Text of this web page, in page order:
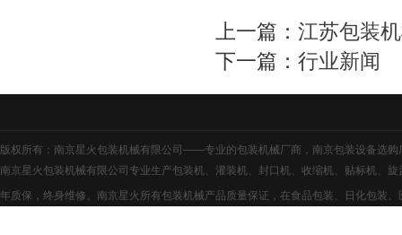
上一篇： 江苏包装
下一篇： 行业新闻
版权所有：南京星火包装机械有限公司——专业的包装机械厂商 ， 南京包装设备选购
南京星火包装机械有限公司专业生产包装机、灌装机、封口机、收缩机、贴标机、
年质保，终身维修。南京星火所有包装机械产品质量保证，在食品包装、日化包装